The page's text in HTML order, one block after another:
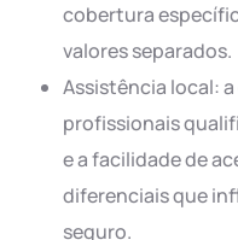
cobertura
valores separados.
Assistência local:
profissionais
e a facilidade de
diferenciais que
seguro.